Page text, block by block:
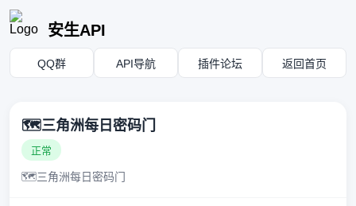
安生API
QQ群 API导航 插件论坛 返回首页
🗺️三角洲每日密码门
正常
🗺️三角洲每日密码门